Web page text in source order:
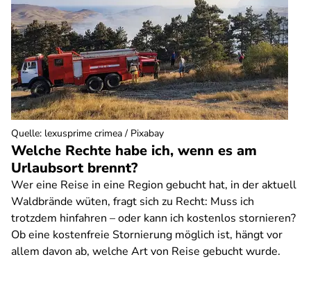
Welche Rechte habe ich, wenn es am
Urlaubsort brennt?
Wer eine Reise in eine Region gebucht hat, in der aktuell
Waldbrände wüten, fragt sich zu Recht: Muss ich
trotzdem hinfahren – oder kann ich kostenlos stornieren?
Ob eine kostenfreie Stornierung möglich ist, hängt vor
allem davon ab, welche Art von Reise gebucht wurde.
Quelle: lexusprime crimea / Pixabay